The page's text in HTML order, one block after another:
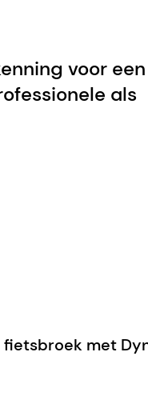
voor een
als
met